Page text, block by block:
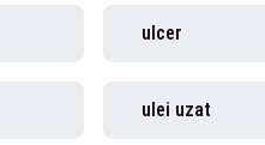
ulcer
ulei uzat